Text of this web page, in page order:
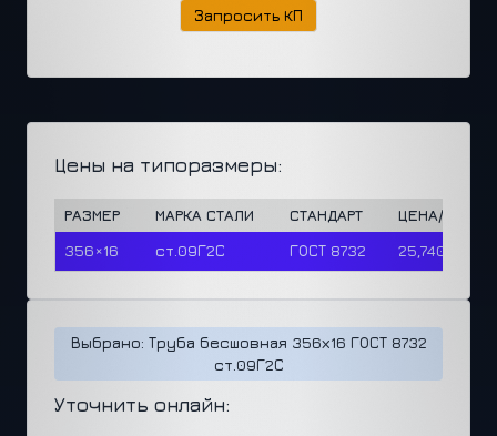
Запросить КП
Цены на типоразмеры:
РАЗМЕР МАРКА СТАЛИ СТАНДАРТ ЦЕНА/М
356×16
ст.09Г2С ГОСТ 8732 25,740 ₽
Выбрано: Труба бесшовная 356х16 ГОСТ 8732
ст.09Г2С
Уточнить онлайн: